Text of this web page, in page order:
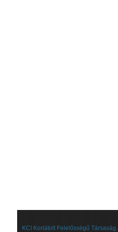
KCI Korlátolt Felelősségű Társaság.